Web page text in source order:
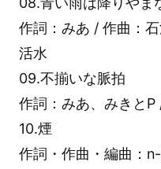
作詞：みあ / 作曲：
活水
09.不揃いな脈拍
作詞：みあ、みきと
10.煙
作詞・作曲・編曲：